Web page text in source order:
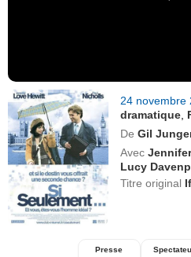
24
dramatique
De Gil
Avec
Lucy
Titre original
Presse